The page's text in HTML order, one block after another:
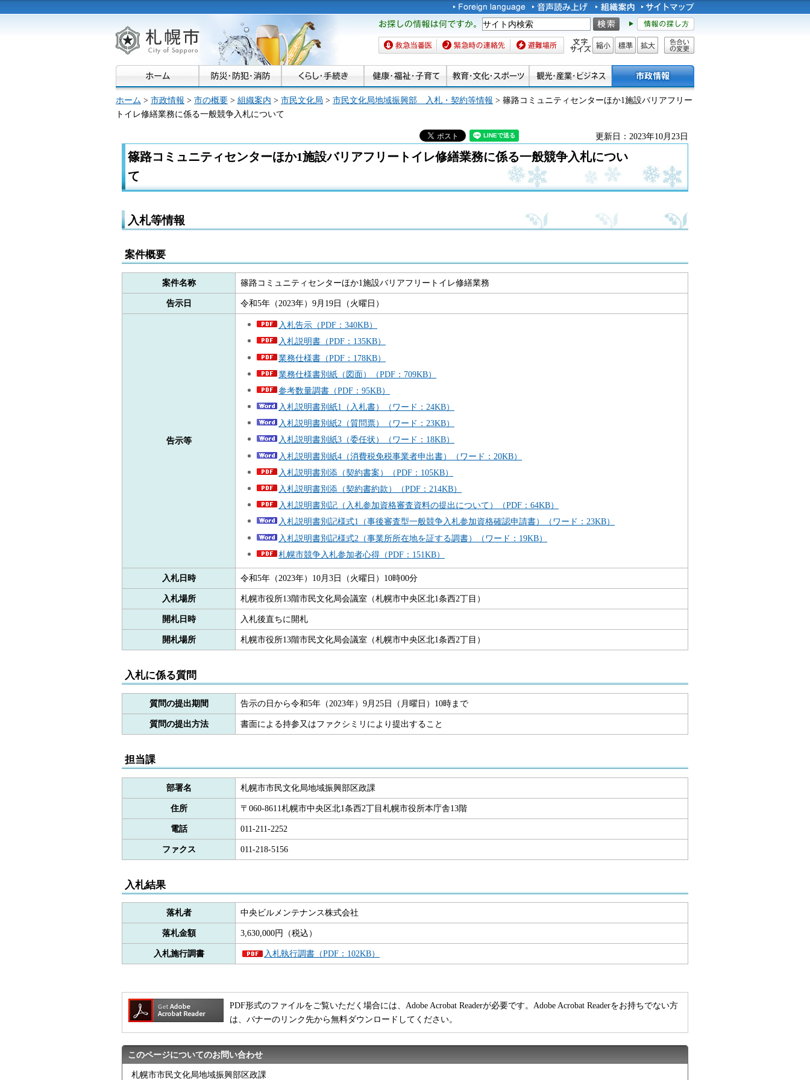
札幌市
お探しの情報は何です
か。
救急当番医 緊急時の連絡先 避難場所 文字サイズ
縮小 標準 拡大
色合い
ホーム > 市政情報 > 市の概要 > 組織案内 > 市民文化局 > 市民文化局地域振興部 入札・契約等情報 > 篠路コミュニティセンターほか1施設バリアフリー
トイレ修繕業務に係る一般競争入札について
更新日：2023年10月23日
篠路コミュニティセンターほか1施設バリアフリートイレ修繕業務に係る一般競争入札につい
て
入札等情報
案件概要
案件名称 篠路コミュニティセンターほか1施設バリアフリートイレ修繕業務
告示日 令和5年（2023年）9月19日（火曜日）
告示等
入札告示（PDF：340KB）
入札説明書（PDF：135KB）
業務仕様書（PDF：178KB）
業務仕様書別紙（図面）（PDF：709KB）
参考数量調書（PDF：95KB）
入札説明書別紙1（入札書）（ワード：24KB）
入札説明書別紙2（質問票）（ワード：23KB）
入札説明書別紙3（委任状）（ワード：18KB）
入札説明書別紙4（消費税免税事業者申出書）（ワード：20KB）
入札説明書別添（契約書案）（PDF：105KB）
入札説明書別添（契約書約款）（PDF：214KB）
入札説明書別記（入札参加資格審査資料の提出について）（PDF：64KB）
入札説明書別記様式1（事後審査型一般競争入札参加資格確認申請書）（ワード：23KB）
入札説明書別記様式2（事業所所在地を証する調書）（ワード：19KB）
札幌市競争入札参加者心得（PDF：151KB）
入札日時 令和5年（2023年）10月3日（火曜日）10時00分
入札場所 札幌市役所13階市民文化局会議室（札幌市中央区北1条西2丁目）
開札日時 入札後直ちに開札
開札場所 札幌市役所13階市民文化局会議室（札幌市中央区北1条西2丁目）
入札に係る質問
質問の提出期間 告示の日から令和5年（2023年）9月25日（月曜日）10時まで
質問の提出方法 書面による持参又はファクシミリにより提出すること
担当課
部署名 札幌市市民文化局地域振興部区政課
住所 〒060-8611札幌市中央区北1条西2丁目札幌市役所本庁舎13階
電話 011-211-2252
ファクス 011-218-5156
入札結果
落札者 中央ビルメンテナンス株式会社
落札金額 3,630,000円（税込）
入札施行調書 入札執行調書（PDF：102KB）
PDF形式のファイルをご覧いただく場合には、Adobe Acrobat Readerが必要です。Adobe Acrobat Readerをお持ちでない方
は、バナーのリンク先から無料ダウンロードしてください。
このページについてのお問い合わせ
札幌市市民文化局地域振興部区政課